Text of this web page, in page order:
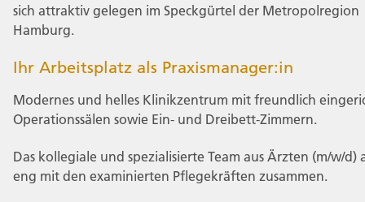
sich attraktiv gelegen im Speckgürtel der Metropolregion
Hamburg.
Ihr Arbeitsplatz als Praxismanager:in
Modernes und helles Klinikzentrum mit freundlich
Operationssälen sowie Ein- und Dreibett-Zimmern.
Das kollegiale und spezialisierte Team aus Ärzten (m/w/d)
eng mit den examinierten Pflegekräften zusammen.